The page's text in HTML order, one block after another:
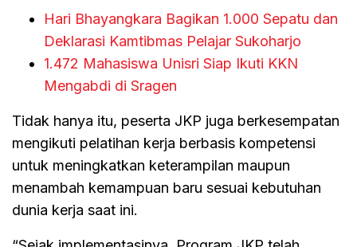
Hari Bhayangkara Bagikan 1.000 Sepatu dan
Deklarasi Kamtibmas Pelajar Sukoharjo
1.472 Mahasiswa Unisri Siap Ikuti KKN
Mengabdi di Sragen
Tidak hanya itu, peserta JKP juga berkesempatan
mengikuti pelatihan kerja berbasis kompetensi
untuk meningkatkan keterampilan maupun
menambah kemampuan baru sesuai kebutuhan
dunia kerja saat ini.